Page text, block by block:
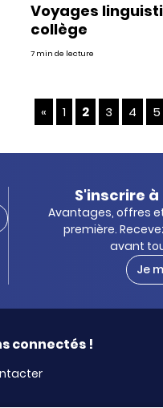
Voyages
collège
7 min de lecture
« 1 2 3 4 5
S'inscrire
Avantages, offres
première.
avant
Je
connectés !